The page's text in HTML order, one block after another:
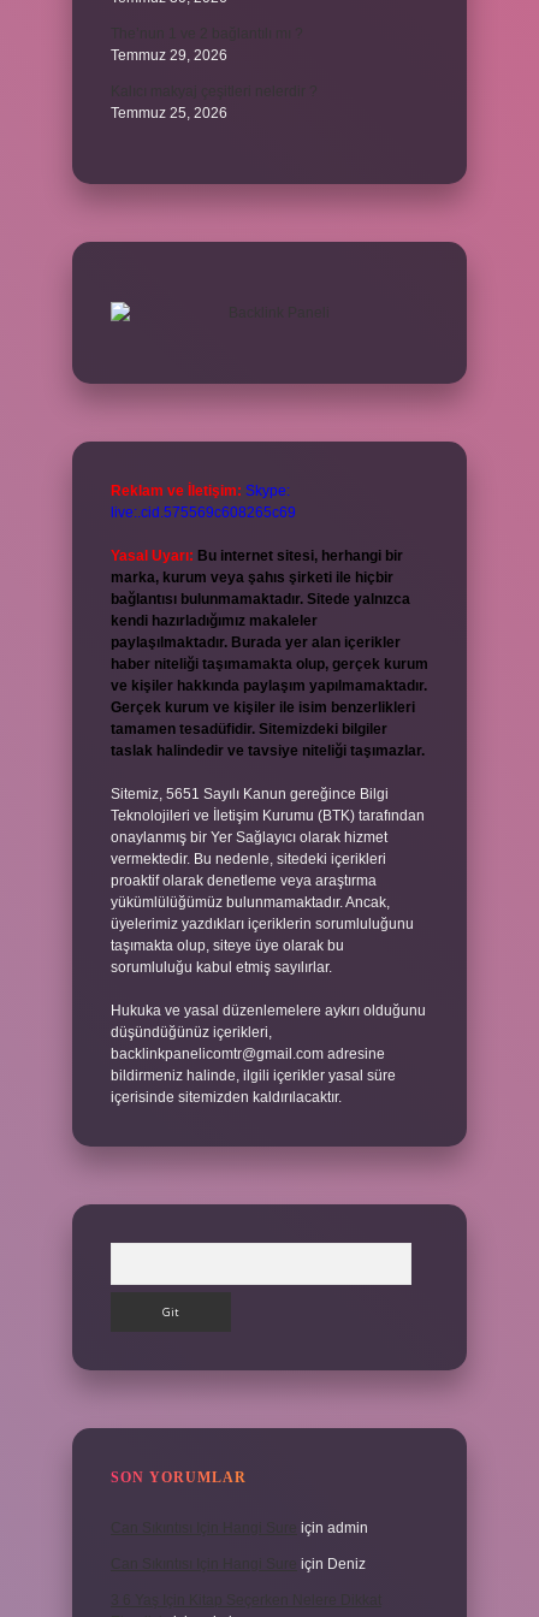
Temmuz 29, 2026
Temmuz 25, 2026
Reklam ve İletişim: Skype:
live:.cid.575569c608265c69
Yasal Uyarı: Bu internet sitesi, herhangi bir
marka, kurum veya şahıs şirketi ile hiçbir
bağlantısı bulunmamaktadır. Sitede yalnızca
kendi hazırladığımız makaleler
paylaşılmaktadır. Burada yer alan içerikler
haber niteliği taşımamakta olup, gerçek kurum
ve kişiler hakkında paylaşım yapılmamaktadır.
Gerçek kurum ve kişiler ile isim benzerlikleri
tamamen tesadüfidir. Sitemizdeki bilgiler
taslak halindedir ve tavsiye niteliği taşımazlar.
Sitemiz, 5651 Sayılı Kanun gereğince Bilgi
Teknolojileri ve İletişim Kurumu (BTK) tarafından
onaylanmış bir Yer Sağlayıcı olarak hizmet
vermektedir. Bu nedenle, sitedeki içerikleri
proaktif olarak denetleme veya araştırma
yükümlülüğümüz bulunmamaktadır. Ancak,
üyelerimiz yazdıkları içeriklerin sorumluluğunu
taşımakta olup, siteye üye olarak bu
sorumluluğu kabul etmiş sayılırlar.
Hukuka ve yasal düzenlemelere aykırı olduğunu
düşündüğünüz içerikleri,
backlinkpanelicomtr@gmail.com adresine
bildirmeniz halinde, ilgili içerikler yasal süre
içerisinde sitemizden kaldırılacaktır.
SON YORUMLAR
için admin
için Deniz